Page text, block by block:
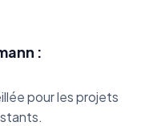
:
pour les projets